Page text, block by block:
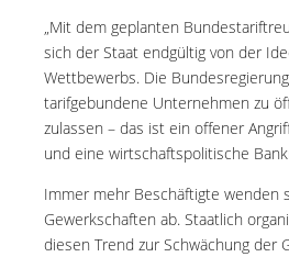
„Mit dem geplanten
sich der Staat endgültig von der
Wettbewerbs. Die
tarifgebundene Unternehmen zu
zulassen – das ist ein offener
und eine wirtschaftspolitische
Immer mehr Beschäftigte wenden
Gewerkschaften ab. Staatlich
diesen Trend zur Schwächung der